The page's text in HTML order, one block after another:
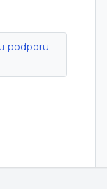
podporu